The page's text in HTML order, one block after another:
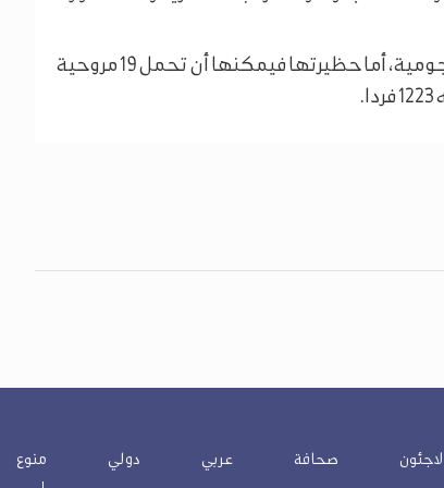
وعلى مسطحها يمكن استيعاب 10 مروحيات و11 مسيرة هجومية، أما حظيرتها فيمكنها أن تحمل 19 مروحية
لاجئون صحافة عربي دولي منوع